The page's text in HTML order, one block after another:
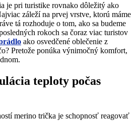
je pri turistike rovnako dôležitý ako
záleží na prvej vrstve, ktorú máme
tá rozhoduje o tom, ako sa budeme
rokoch sa čoraz viac turistov
ako osvedčené oblečenie z
Pretože ponúka výnimočný komfort,
teploty počas
merino trička je schopnosť reagovať